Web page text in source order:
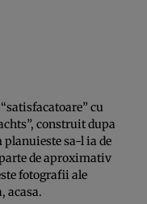
cu
construit dupa
sa-l ia de
parte de aproximativ
fotografii ale
acasa.